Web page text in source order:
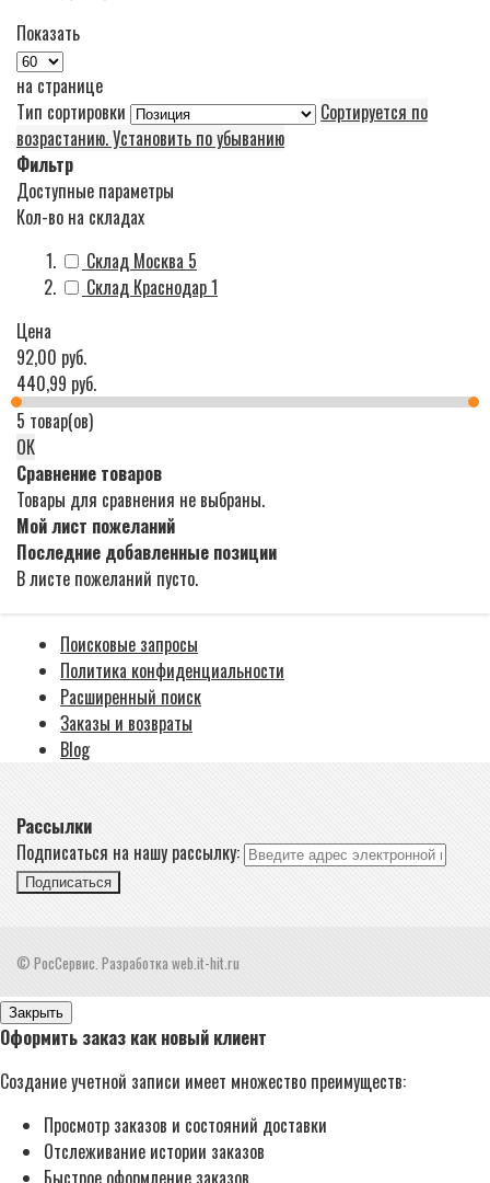
Показать
на странице
Тип сортировки
Сортируется по
возрастанию. Установить по убыванию
Фильтр
Доступные параметры
Кол-во на складах
Склад Москва 5
Склад Краснодар1
Цена
92,00 руб.
440,99 руб.
5 товар(ов)
ОК
Сравнение товаров
Товары для сравнения не выбраны.
Мой лист пожеланий
Последние добавленные позиции
В листе пожеланий пусто.
Поисковые запросы
Политика конфиденциальности
Расширенный поиск
Заказы и возвраты
Blog
Рассылки
Подписаться на нашу рассылку:
Подписаться
© РосСервис. Разработка web.it-hit.ru
Закрыть
Оформить заказ как новый клиент
Создание учетной записи имеет множество преимуществ:
Просмотр заказов и состояний доставки
Отслеживание истории заказов
Быстрое оформление заказов